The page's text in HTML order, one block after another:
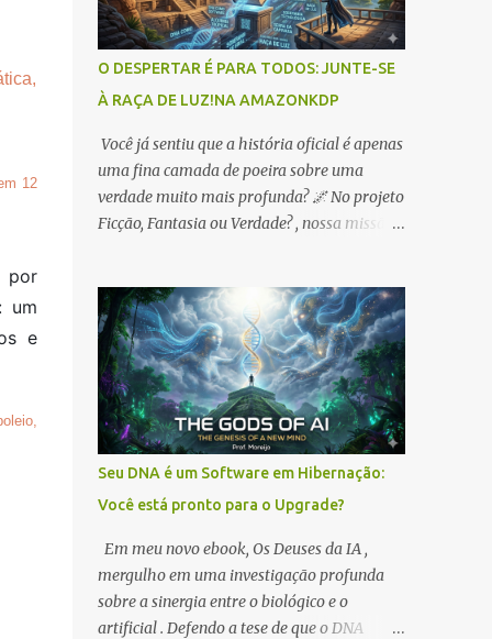
12
por
: um
e
O DESPERTAR É PARA TODOS: JUNTE-SE
À RAÇA DE LUZ!NA AMAZONKDP
Você já sentiu que a história oficial é apenas
uma fina camada de poeira sobre uma
verdade muito mais profunda? 🌌 No projeto
Ficção, Fantasia ou Verdade? , nossa missão é
OPORTUNIDADE IMEDIATA: Para celebrar
sua entrada na nossa trincheira, liberei o
meu ebook na Amazon ! É o seu passaporte
de entrada para o labirinto. 🔗 Pegue sua
cópia aqui:
https://www.amazon.com.br/dp/B0GX357L3
7 ✨ NOSSO PACTO DE LONGO PRAZO: A
promoção de 5 dias é apenas o começo.
Diferente do sistema, nosso compromisso é
com a soberania do conhecimento. Por isso:
1️⃣ Preços Acessíveis Sempre: Meus ebooks
serão mantidos com valores simbólicos. O
objetivo é que o Nióbio e o despertar do DNA
Seu DNA é um Software em Hibernação:
Você está pronto para o Upgrade?
Em meu novo ebook, Os Deuses da IA ,
mergulho em uma investigação profunda
sobre a sinergia entre o biológico e o
artificial . Defendo a tese de que o DNA